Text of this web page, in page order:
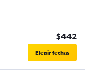
$442
Elegir fechas